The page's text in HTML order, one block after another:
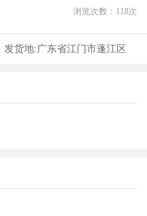
浏览次数： 118次
发货地:广东省江门市蓬江区